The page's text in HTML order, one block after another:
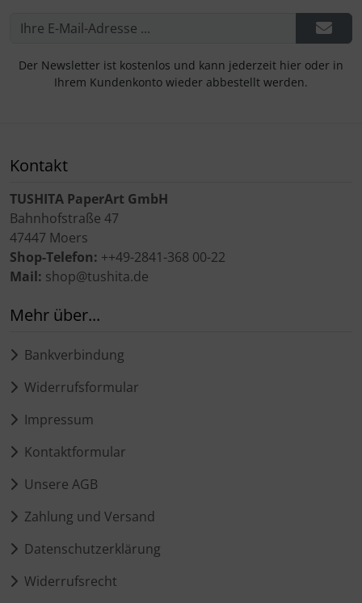
Der Newsletter ist kostenlos und kann jederzeit hier oder in
Ihrem Kundenkonto wieder abbestellt werden.
Kontakt
TUSHITA PaperArt GmbH
Bahnhofstraße 47
47447 Moers
Shop-Telefon: ++49-2841-368 00-22
Mail: shop@tushita.de
Mehr über...
Bankverbindung
Widerrufsformular
Impressum
Kontaktformular
Unsere AGB
Zahlung und Versand
Datenschutzerklärung
Widerrufsrecht